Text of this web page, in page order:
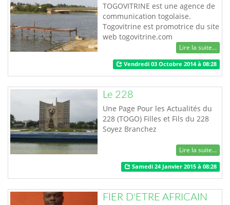
TOGOVITRINE est une agence de
communication togolaise.
Togovitrine est promotrice du site
web togovitrine.com
http://togovitrine.com un
annuaire de l'hébergement au
Togo qui facilitent la recherche
de maison à louer,
d'appartements meublés, de
terrains à vendre au Togo.
Lire la suite...
Vendredi 03 Octobre 2014 à 08:28
Le 228
Une Page Pour les Actualités du
228 (TOGO) Filles et Fils du 228
Soyez Branchez
Lire la suite...
Samedi 24 Janvier 2015 à 08:28
FIER D'ETRE AFRICAIN